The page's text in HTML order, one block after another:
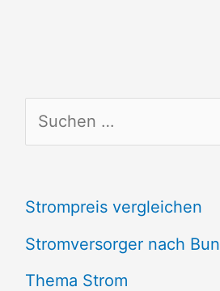
u
h
e
n
Strompreis vergleichen
Stromversorger nach
Thema Strom